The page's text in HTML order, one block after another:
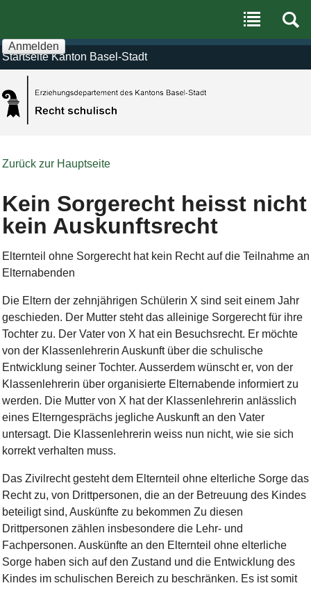
Startseite Kanton Basel-Stadt
Anmelden
|
Direkt
zur
Navigation
Zurück zur Hauptseite
Kein Sorgerecht heisst nicht
kein Auskunftsrecht
Elternteil ohne Sorgerecht hat kein Recht auf die Teilnahme an
Elternabenden
Die Eltern der zehnjährigen Schülerin X sind seit einem Jahr
geschieden. Der Mutter steht das alleinige Sorgerecht für ihre
Tochter zu. Der Vater von X hat ein Besuchsrecht. Er möchte
von der Klassenlehrerin Auskunft über die schulische
Entwicklung seiner Tochter. Ausserdem wünscht er, von der
Klassenlehrerin über organisierte Elternabende informiert zu
werden. Die Mutter von X hat der Klassenlehrerin anlässlich
eines Elterngesprächs jegliche Auskunft an den Vater
untersagt. Die Klassenlehrerin weiss nun nicht, wie sie sich
korrekt verhalten muss.
Das Zivilrecht gesteht dem Elternteil ohne elterliche Sorge das
Recht zu, von Drittpersonen, die an der Betreuung des Kindes
beteiligt sind, Auskünfte zu bekommen Zu diesen
Drittpersonen zählen insbesondere die Lehr- und
Fachpersonen. Auskünfte an den Elternteil ohne elterliche
Sorge haben sich auf den Zustand und die Entwicklung des
Kindes im schulischen Bereich zu beschränken. Es ist somit